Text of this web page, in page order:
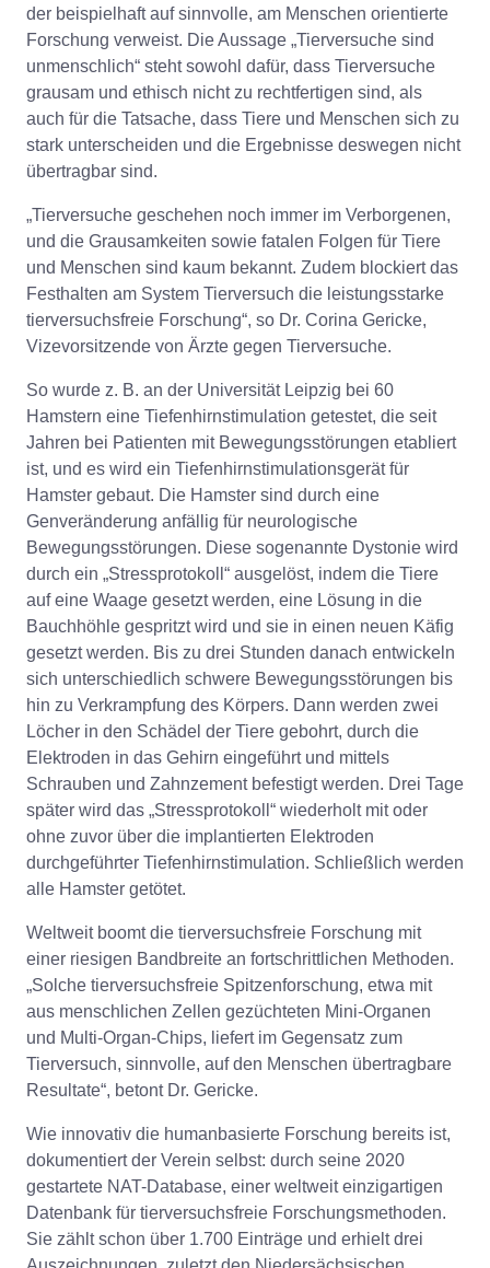
der beispielhaft auf sinnvolle, am Menschen orientierte
Forschung verweist. Die Aussage „Tierversuche sind
unmenschlich“ steht sowohl dafür, dass Tierversuche
grausam und ethisch nicht zu rechtfertigen sind, als
auch für die Tatsache, dass Tiere und Menschen sich zu
stark unterscheiden und die Ergebnisse deswegen nicht
übertragbar sind.
„Tierversuche geschehen noch immer im Verborgenen,
und die Grausamkeiten sowie fatalen Folgen für Tiere
und Menschen sind kaum bekannt. Zudem blockiert das
Festhalten am System Tierversuch die leistungsstarke
tierversuchsfreie Forschung“, so Dr. Corina Gericke,
Vizevorsitzende von Ärzte gegen Tierversuche.
So wurde z. B. an der Universität Leipzig bei 60
Hamstern eine Tiefenhirnstimulation getestet, die seit
Jahren bei Patienten mit Bewegungsstörungen etabliert
ist, und es wird ein Tiefenhirnstimulationsgerät für
Hamster gebaut. Die Hamster sind durch eine
Genveränderung anfällig für neurologische
Bewegungsstörungen. Diese sogenannte Dystonie wird
durch ein „Stressprotokoll“ ausgelöst, indem die Tiere
auf eine Waage gesetzt werden, eine Lösung in die
Bauchhöhle gespritzt wird und sie in einen neuen Käfig
gesetzt werden. Bis zu drei Stunden danach entwickeln
sich unterschiedlich schwere Bewegungsstörungen bis
hin zu Verkrampfung des Körpers. Dann werden zwei
Löcher in den Schädel der Tiere gebohrt, durch die
Elektroden in das Gehirn eingeführt und mittels
Schrauben und Zahnzement befestigt werden. Drei Tage
später wird das „Stressprotokoll“ wiederholt mit oder
ohne zuvor über die implantierten Elektroden
durchgeführter Tiefenhirnstimulation. Schließlich werden
alle Hamster getötet.
Weltweit boomt die tierversuchsfreie Forschung mit
einer riesigen Bandbreite an fortschrittlichen Methoden.
„Solche tierversuchsfreie Spitzenforschung, etwa mit
aus menschlichen Zellen gezüchteten Mini-Organen
und Multi-Organ-Chips, liefert im Gegensatz zum
Tierversuch, sinnvolle, auf den Menschen übertragbare
Resultate“, betont Dr. Gericke.
Wie innovativ die humanbasierte Forschung bereits ist,
dokumentiert der Verein selbst: durch seine 2020
gestartete NAT-Database, einer weltweit einzigartigen
Datenbank für tierversuchsfreie Forschungsmethoden.
Sie zählt schon über 1.700 Einträge und erhielt drei